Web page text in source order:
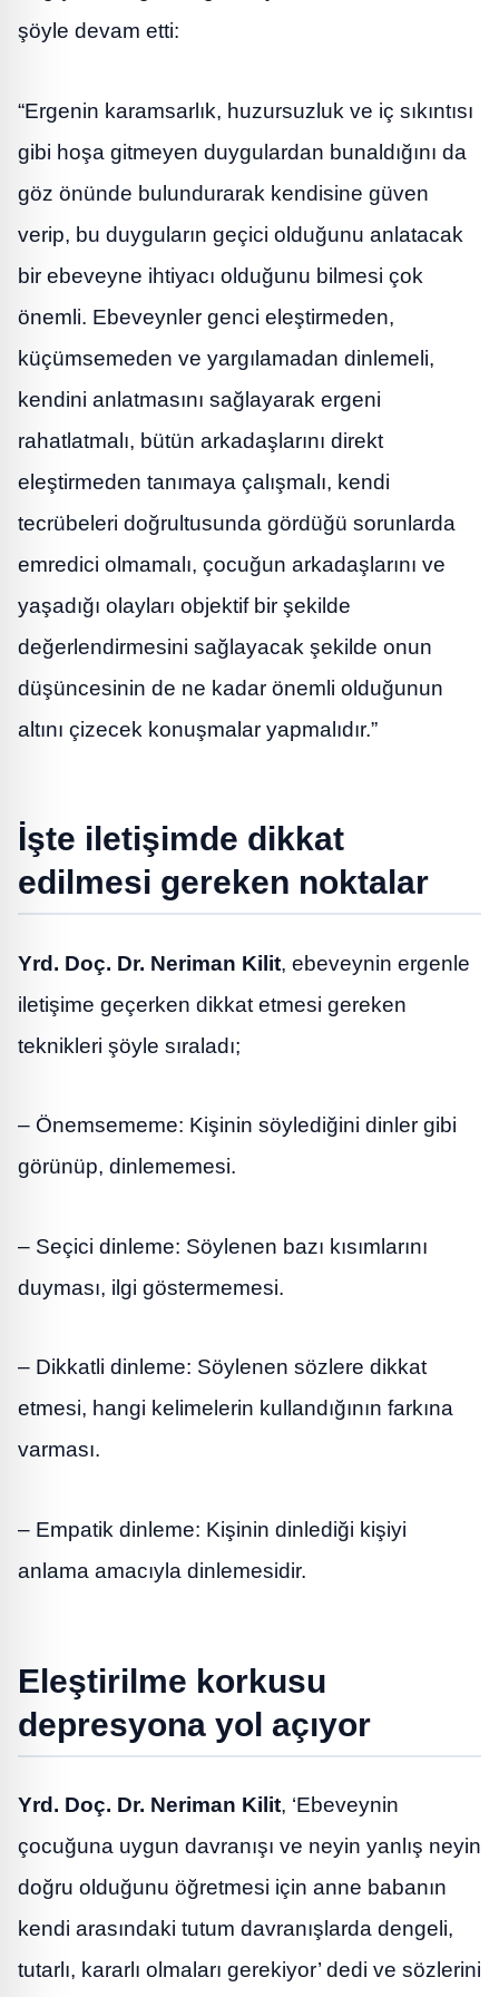
şöyle devam etti:
“Ergenin karamsarlık, huzursuzluk ve iç sıkıntısı
gibi hoşa gitmeyen duygulardan bunaldığını da
göz önünde bulundurarak kendisine güven
verip, bu duyguların geçici olduğunu anlatacak
bir ebeveyne ihtiyacı olduğunu bilmesi çok
önemli. Ebeveynler genci eleştirmeden,
küçümsemeden ve yargılamadan dinlemeli,
kendini anlatmasını sağlayarak ergeni
rahatlatmalı, bütün arkadaşlarını direkt
eleştirmeden tanımaya çalışmalı, kendi
tecrübeleri doğrultusunda gördüğü sorunlarda
emredici olmamalı, çocuğun arkadaşlarını ve
yaşadığı olayları objektif bir şekilde
değerlendirmesini sağlayacak şekilde onun
düşüncesinin de ne kadar önemli olduğunun
altını çizecek konuşmalar yapmalıdır.”
İşte iletişimde dikkat
edilmesi gereken noktalar
Yrd. Doç. Dr. Neriman Kilit, ebeveynin ergenle
iletişime geçerken dikkat etmesi gereken
teknikleri şöyle sıraladı;
– Önemsememe: Kişinin söylediğini dinler gibi
görünüp, dinlememesi.
– Seçici dinleme: Söylenen bazı kısımlarını
duyması, ilgi göstermemesi.
– Dikkatli dinleme: Söylenen sözlere dikkat
etmesi, hangi kelimelerin kullandığının farkına
varması.
– Empatik dinleme: Kişinin dinlediği kişiyi
anlama amacıyla dinlemesidir.
Eleştirilme korkusu
depresyona yol açıyor
Yrd. Doç. Dr. Neriman Kilit, ‘Ebeveynin
çocuğuna uygun davranışı ve neyin yanlış neyin
doğru olduğunu öğretmesi için anne babanın
kendi arasındaki tutum davranışlarda dengeli,
tutarlı, kararlı olmaları gerekiyor’ dedi ve sözlerini